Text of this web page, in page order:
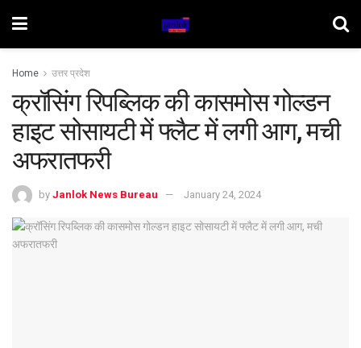
Home उत्तर प्रदेश
क्रॉसिंग रिपब्लिक की कासमोस गोल्डन
हाइट सोसायटी में फ्लैट में लगी आग, मची
अफरातफरी
by Janlok News Bureau January 24, 2024